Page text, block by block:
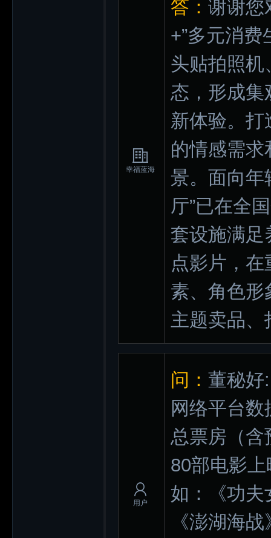
幸福蓝海
答： 谢谢您
+”多元消
头贴拍照机
态，形成集
新体验。打
的情感需
景。面向年
厅”已在全
套设施满足
点影片，
素、角色形
主题卖品、
用户
问： 董秘好
网络平台
总票房（含
80部电影
如：《功夫
《澎湖海